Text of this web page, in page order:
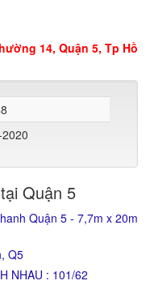
14, Quận 5, Tp Hồ
Quận 5
Quận 5 - 7,7m x 20m
Q5
NHAU : 101/62